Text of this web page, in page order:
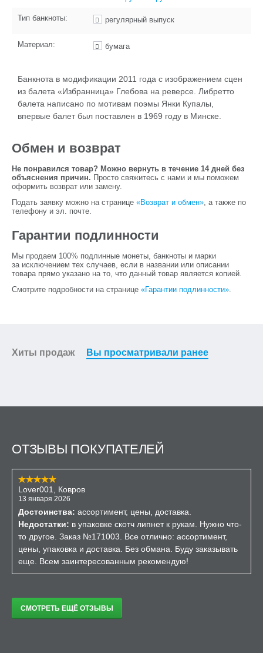
Тип банкноты: регулярный выпуск
Материал: бумага
Банкнота в модификации 2011 года с изображением сцен
из балета «Избранница» Глебова на реверсе. Либретто
балета написано по мотивам поэмы Янки Купалы,
впервые балет был поставлен в 1969 году в Минске.
Обмен и возврат
Не понравился товар? Можно вернуть в течение 14 дней без
объяснения причин. Просто свяжитесь с нами и мы поможем
оформить возврат или замену.
Подать заявку можно на странице «Возврат и обмен», а также по
телефону и эл. почте.
Гарантии подлинности
Мы продаем 100% подлинные монеты, банкноты и марки
за исключением тех случаев, если в названии или описании
товара прямо указано на то, что данный товар является копией.
Смотрите подробности на странице «Гарантии подлинности».
Хиты продаж Вы просматривали ранее
ОТЗЫВЫ ПОКУПАТЕЛЕЙ
Lover001, Ковров
13 января 2026
Достоинства: ассортимент, цены, доставка.
Недостатки: в упаковке скотч липнет к рукам. Нужно что-
то другое. Заказ №171003. Все отлично: ассортимент,
цены, упаковка и доставка. Без обмана. Буду заказывать
еще. Всем заинтересованным рекомендую!
СМОТРЕТЬ ЕЩЁ ОТЗЫВЫ